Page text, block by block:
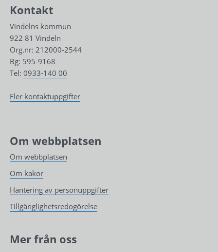
Kontakt
Vindelns kommun
922 81 Vindeln
Org.nr: 212000-2544
Bg: 595-9168
Tel: 0933-140 00
Fler kontaktuppgifter
Om webbplatsen
Om webbplatsen
Om kakor
Hantering av personuppgifter
Tillgänglighetsredogörelse
Mer från oss